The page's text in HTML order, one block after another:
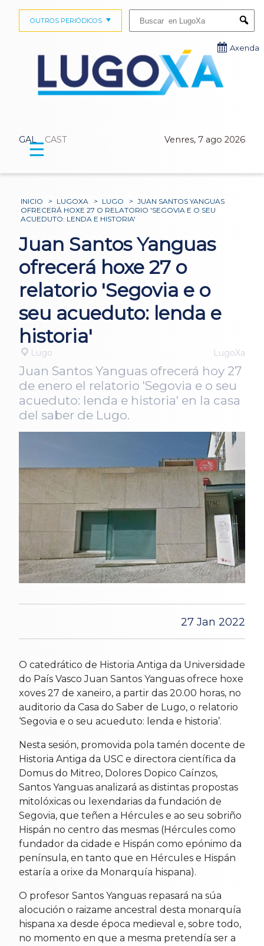
GAL CAST Venres, 7 ago 2026
OUTROS PERIÓDICOS
Axenda
☰
INICIO > LUGOXA > LUGO > JUAN SANTOS YANGUAS
OFRECERÁ HOXE 27 O RELATORIO 'SEGOVIA E O SEU
ACUEDUTO: LENDA E HISTORIA'
Juan Santos Yanguas
ofrecerá hoxe 27 o
relatorio 'Segovia e o
seu acueduto: lenda e
historia'
Lugo LugoXa
Juan Santos Yanguas ofrecerá hoy 27
de enero el relatorio 'Segovia e o seu
acueduto: lenda e historia' en la casa
del saber de Lugo.
27 Jan 2022
O catedrático de Historia Antiga da Universidade
do País Vasco Juan Santos Yanguas ofrece hoxe
xoves 27 de xaneiro, a partir das 20.00 horas, no
auditorio da Casa do Saber de Lugo, o relatorio
‘Segovia e o seu acueduto: lenda e historia’.
Nesta sesión, promovida pola tamén docente de
Historia Antiga da USC e directora científica da
Domus do Mitreo, Dolores Dopico Caínzos,
Santos Yanguas analizará as distintas propostas
mitolóxicas ou lexendarias da fundación de
Segovia, que teñen a Hércules e ao seu sobriño
Hispán no centro das mesmas (Hércules como
fundador da cidade e Hispán como epónimo da
península, en tanto que en Hércules e Hispán
estaría a orixe da Monarquía hispana).
O profesor Santos Yanguas repasará na súa
alocución o raizame ancestral desta monarquía
hispana xa desde época medieval e, sobre todo,
no momento en que a mesma pretendía ser a